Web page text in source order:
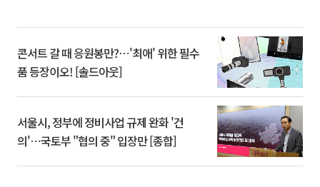
콘서트 갈 때 응원봉만?⋯'최애' 위한 필수
품 등장이오! [솔드아웃]
서울시, 정부에 정비사업 규제 완화 '건
의'⋯국토부 "협의 중" 입장만 [종합]